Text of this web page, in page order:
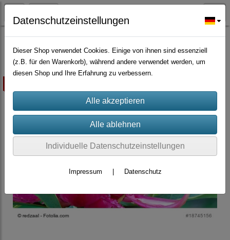
Zierpflanzen
Datenschutzeinstellungen
Dieser Shop verwendet Cookies. Einige von ihnen sind essenziell
(z.B. für den Warenkorb), während andere verwendet werden, um
diesen Shop und Ihre Erfahrung zu verbessern.
Individuelle Datenschutzeinstellungen
Impressum Datenschutz